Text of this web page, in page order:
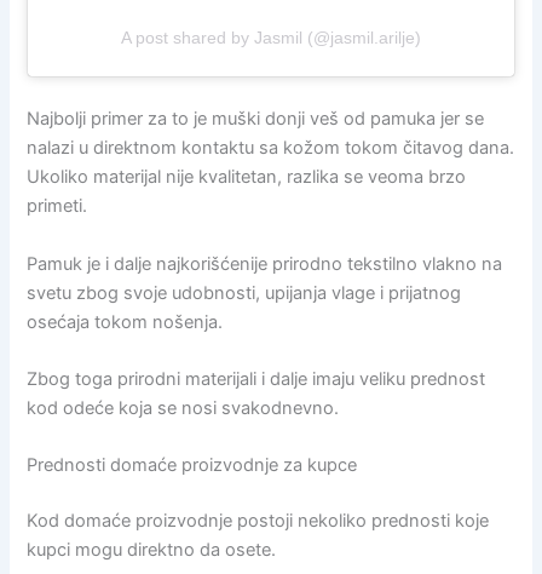
A post shared by Jasmil (@jasmil.arilje)
Najbolji primer za to je muški donji veš od pamuka jer se
nalazi u direktnom kontaktu sa kožom tokom čitavog dana.
Ukoliko materijal nije kvalitetan, razlika se veoma brzo
primeti.
Pamuk je i dalje najkorišćenije prirodno tekstilno vlakno na
svetu zbog svoje udobnosti, upijanja vlage i prijatnog
osećaja tokom nošenja.
Zbog toga prirodni materijali i dalje imaju veliku prednost
kod odeće koja se nosi svakodnevno.
Prednosti domaće proizvodnje za kupce
Kod domaće proizvodnje postoji nekoliko prednosti koje
kupci mogu direktno da osete.